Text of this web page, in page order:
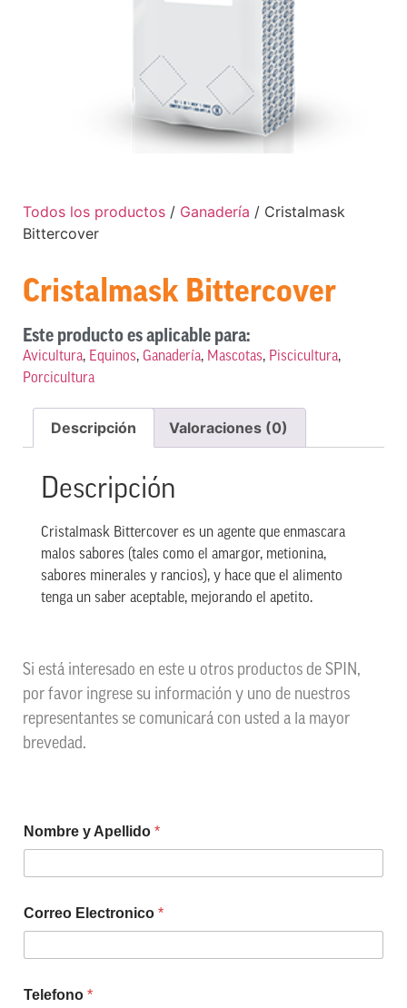
Todos los productos / Ganadería / Cristalmask
Bittercover
Cristalmask Bittercover
Este producto es aplicable para:
Avicultura, Equinos, Ganadería, Mascotas, Piscicultura,
Porcicultura
Descripción Valoraciones (0)
Descripción
Cristalmask Bittercover es un agente que enmascara
malos sabores (tales como el amargor, metionina,
sabores minerales y rancios), y hace que el alimento
tenga un saber aceptable, mejorando el apetito.
Si está interesado en este u otros productos de SPIN,
por favor ingrese su información y uno de nuestros
representantes se comunicará con usted a la mayor
brevedad.
Nombre y Apellido *
Correo Electronico *
Telefono *